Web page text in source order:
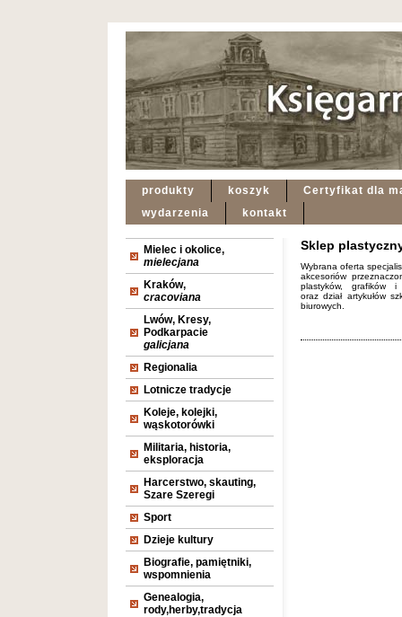
produkty koszyk
Certyfikat dla
wydarzenia
kontakt
Mielec i okolice,
mielecjana
Kraków,
cracoviana
Lwów, Kresy,
Podkarpacie
galicjana
Regionalia
Lotnicze tradycje
Koleje, kolejki,
wąskotorówki
Militaria, historia,
eksploracja
Harcerstwo, skauting,
Szare Szeregi
Sport
Dzieje kultury
Biografie, pamiętniki,
wspomnienia
Genealogia,
rody,herby,tradycja
Sklep
Wybrana oferta
akcesoriów
plastyków, grafików i
oraz dział artykułów
biurowych.